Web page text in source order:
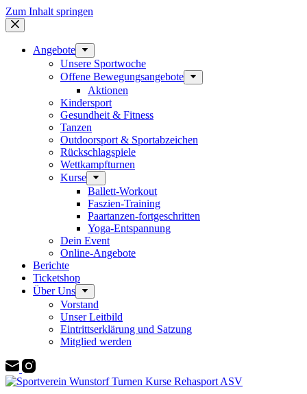
Zum Inhalt springen
Angebote
Unsere Sportwoche
Offene Bewegungsangebote
Aktionen
Kindersport
Gesundheit & Fitness
Tanzen
Outdoorsport & Sportabzeichen
Rückschlagspiele
Wettkampfturnen
Kurse
Ballett-Workout
Faszien-Training
Paartanzen-fortgeschritten
Yoga-Entspannung
Dein Event
Online-Angebote
Berichte
Ticketshop
Über Uns
Vorstand
Unser Leitbild
Eintrittserklärung und Satzung
Mitglied werden